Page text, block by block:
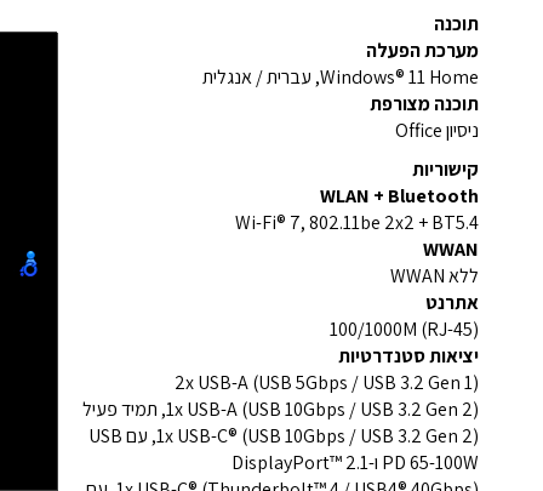
תוכנה
מערכת הפעלה
Windows® 11 Home, עברית / אנגלית
תוכנה מצורפת
ניסיון Office
קישוריות
WLAN + Bluetooth
Wi-Fi® 7, 802.11be 2x2 + BT5.4
WWAN
ללא WWAN
אתרנט
100/1000M (RJ-45)
יציאות סטנדרטיות
2x USB-A (USB 5Gbps / USB 3.2 Gen 1)
1x USB-A (USB 10Gbps / USB 3.2 Gen 2), תמיד פעיל
1x USB-C® (USB 10Gbps / USB 3.2 Gen 2), עם USB
PD 65-100W ו-DisplayPort™ 2.1